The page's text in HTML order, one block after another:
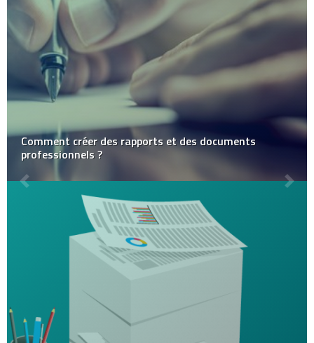
Comment créer des rapports et des documents
professionnels ?